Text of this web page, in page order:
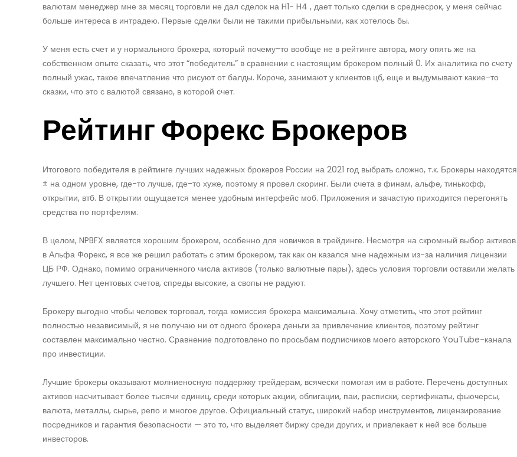
валютам менеджер мне за месяц торговли не дал сделок на H1- H4 , дает только сделки в среднесрок, у меня сейчас
больше интереса в интрадею. Первые сделки были не такими прибыльными, как хотелось бы.
У меня есть счет и у нормального брокера, который почему-то вообще не в рейтинге автора, могу опять же на
собственном опыте сказать, что этот “победитель” в сравнении с настоящим брокером полный 0. Их аналитика по счету
полный ужас, такое впечатление что рисуют от балды. Короче, занимают у клиентов цб, еще и выдумывают какие-то
сказки, что это с валютой связано, в которой счет.
Рейтинг Форекс Брокеров
Итогового победителя в рейтинге лучших надежных брокеров России на 2021 год выбрать сложно, т.к. Брокеры находятся
± на одном уровне, где-то лучше, где-то хуже, поэтому я провел скоринг. Были счета в финам, альфе, тинькофф,
открытии, втб. В открытии ощущается менее удобным интерфейс моб. Приложения и зачастую приходится перегонять
средства по портфелям.
В целом, NPBFX является хорошим брокером, особенно для новичков в трейдинге. Несмотря на скромный выбор активов
в Альфа Форекс, я все же решил работать с этим брокером, так как он казался мне надежным из-за наличия лицензии
ЦБ РФ. Однако, помимо ограниченного числа активов (только валютные пары), здесь условия торговли оставили желать
лучшего. Нет центовых счетов, спреды высокие, а свопы не радуют.
Брокеру выгодно чтобы человек торговал, тогда комиссия брокера максимальна. Хочу отметить, что этот рейтинг
полностью независимый, я не получаю ни от одного брокера деньги за привлечение клиентов, поэтому рейтинг
составлен максимально честно. Сравнение подготовлено по просьбам подписчиков моего авторского YouTube-канала
про инвестиции.
Лучшие брокеры оказывают молниеносную поддержку трейдерам, всячески помогая им в работе. Перечень доступных
активов насчитывает более тысячи единиц, среди которых акции, облигации, паи, расписки, сертификаты, фьючерсы,
валюта, металлы, сырье, репо и многое другое. Официальный статус, широкий набор инструментов, лицензирование
посредников и гарантия безопасности — это то, что выделяет биржу среди других, и привлекает к ней все больше
инвесторов.